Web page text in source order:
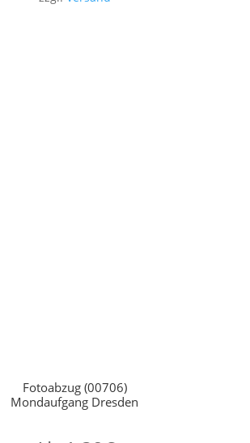
Fotoabzug (00706)
Mondaufgang Dresden